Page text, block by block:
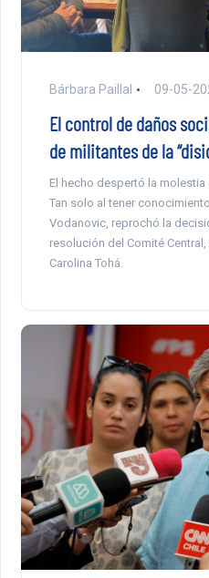
Bárbara Paillal 09-05-
El control de daños
de militantes de la
El hecho despertó la
Tan solo al tener
Vodanovic, reprochó la
resolución del Comité
Carolina Tohá.